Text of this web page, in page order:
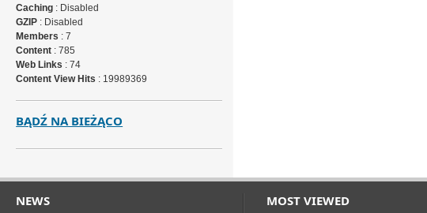
Caching : Disabled
GZIP : Disabled
Members : 7
Content : 785
Web Links : 74
Content View Hits : 19989369
BĄDŹ NA BIEŻĄCO
NEWS MOST VIEWED